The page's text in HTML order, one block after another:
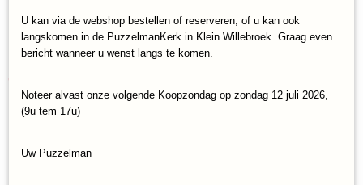
5900511201918
Save
U kan via de webshop bestellen of reserveren, of u kan ook
langskomen in de PuzzelmanKerk in Klein Willebroek. Graag even
bericht wanneer u wenst langs te komen.
Noteer alvast onze volgende Koopzondag op zondag 12 juli 2026,
(9u tem 17u)
Uw Puzzelman